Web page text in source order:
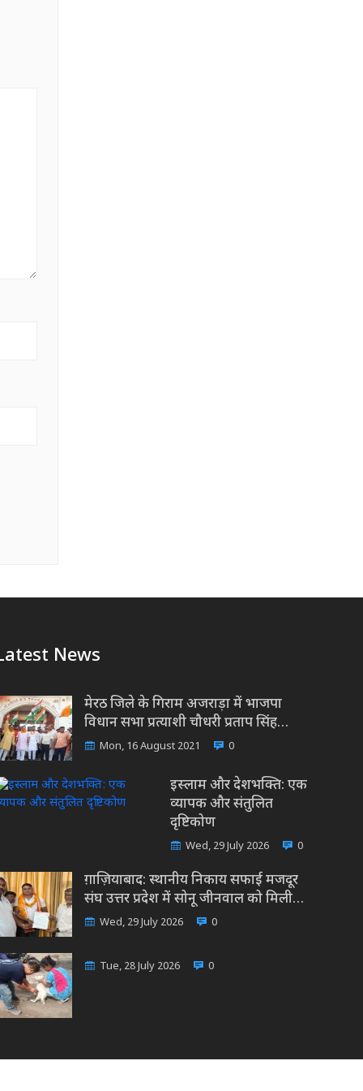
News
मेरठ जिले के गिराम अजराड़ा में भाजपा
विधान सभा प्रत्याशी चौधरी प्रताप सिंह…
Mon, 16 August 2021 0
इस्लाम और देशभक्ति: एक
व्यापक और संतुलित
दृष्टिकोण
Wed, 29 July 2026 0
ग़ाज़ियाबाद: स्थानीय निकाय सफाई मजदूर
संघ उत्तर प्रदेश में सोनू जीनवाल को मिली…
Wed, 29 July 2026 0
Tue, 28 July 2026 0